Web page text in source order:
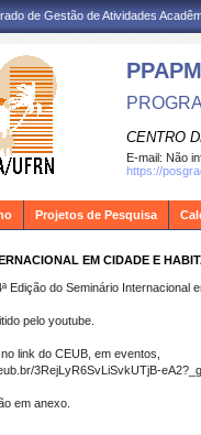
de Gestão de Atividades
CENTRO
E-mail: Não
https://
Projetos de Pesquisa
EM CIDADE E
Edição do Seminário Internacional
pelo youtube.
link do CEUB, em eventos,
3RejLyR6SvLiSvkUTjB-
em anexo.